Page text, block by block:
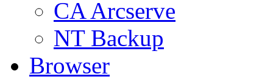
CA Arcserve
NT Backup
Browser